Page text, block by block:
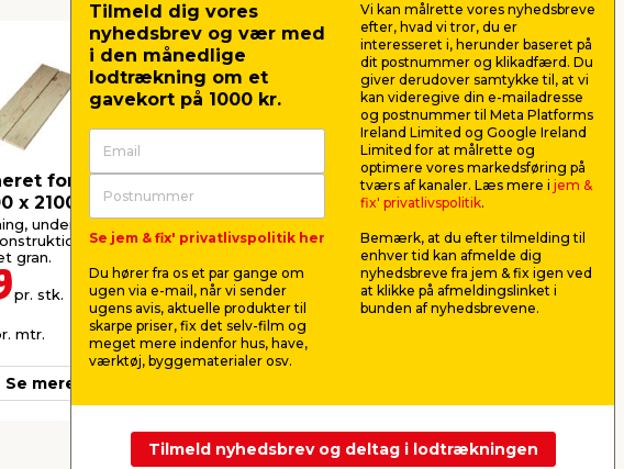
forskalling
x 2100 mm
underlag og lette
P1-
gran.
pr. stk.
mtr.
Se mere
Skagenhegn 150 x 70 cm
Stilrent forhavehegn i
imprægneret træ.
69,00 pr. stk.
Butik
Tilmeld dig vores
nyhedsbrev og vær med
i den månedlige
lodtrækning om et
gavekort på 1000 kr.
Se jem & fix' privatlivspolitik her
Du hører fra os et par gange om
ugen via e-mail, når vi sender
ugens avis, aktuelle produkter til
skarpe priser, fix det selv-film og
meget mere indenfor hus, have,
værktøj, byggematerialer osv.
Vi kan målrette vores nyhedsbreve
efter, hvad vi tror, du er
interesseret i, herunder baseret på
dit postnummer og klikadfærd. Du
giver derudover samtykke til, at vi
kan videregive din e-mailadresse
og postnummer til Meta Platforms
Ireland Limited og Google Ireland
Limited for at målrette og
optimere vores markedsføring på
tværs af kanaler. Læs mere i jem &
fix' privatlivspolitik.
Bemærk, at du efter tilmelding til
enhver tid kan afmelde dig
nyhedsbreve fra jem & fix igen ved
at klikke på afmeldingslinket i
bunden af nyhedsbrevene.
Tilmeld nyhedsbrev og deltag i lodtrækningen